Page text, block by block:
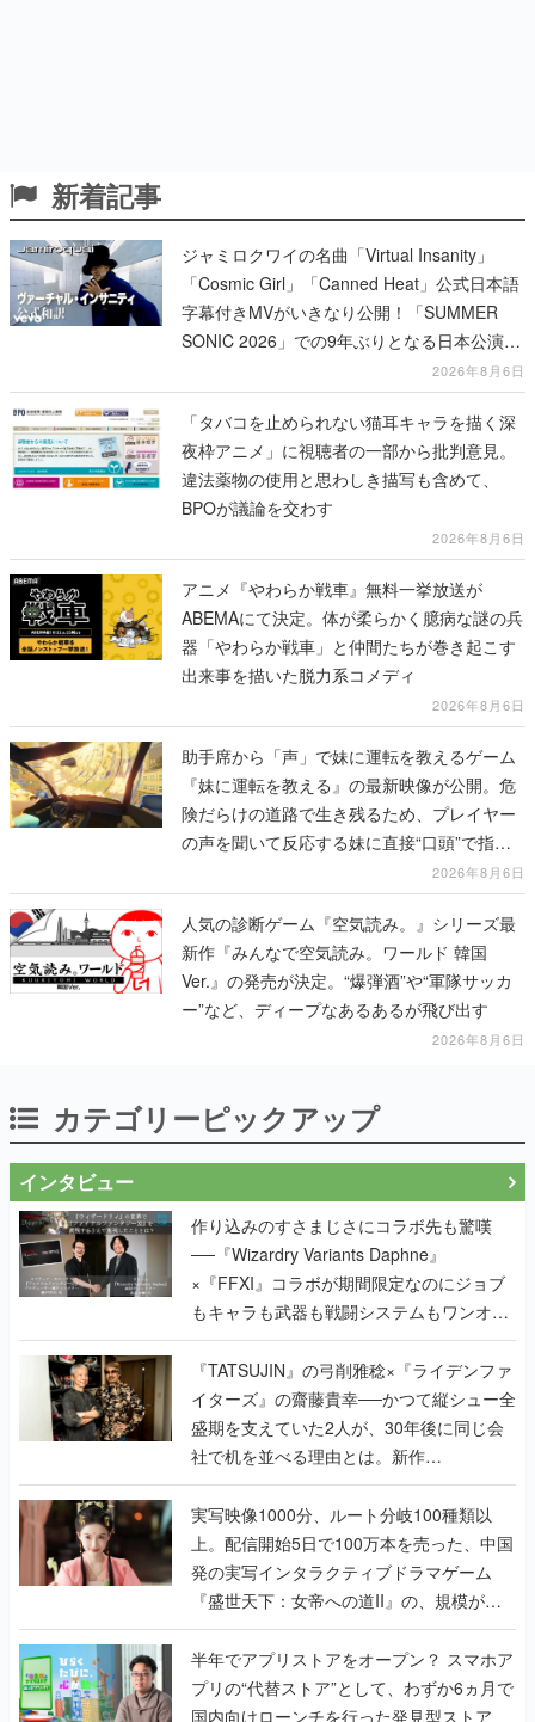
新着記事
ジャミロクワイの名曲「Virtual Insanity」
「Cosmic Girl」「Canned Heat」公式日本語
字幕付きMVがいきなり公開！「SUMMER
SONIC 2026」での9年ぶりとなる日本公演を
2026年8月6日
「タバコを止められない猫耳キャラを描く深
夜枠アニメ」に視聴者の一部から批判意見。
違法薬物の使用と思わしき描写も含めて、
BPOが議論を交わす
2026年8月6日
アニメ『やわらか戦車』無料一挙放送が
ABEMAにて決定。体が柔らかく臆病な謎の兵
器「やわらか戦車」と仲間たちが巻き起こす
出来事を描いた脱力系コメディ
2026年8月6日
助手席から「声」で妹に運転を教えるゲーム
『妹に運転を教える』の最新映像が公開。危
険だらけの道路で生き残るため、プレイヤー
の声を聞いて反応する妹に直接“口頭”で指示
2026年8月6日
人気の診断ゲーム『空気読み。』シリーズ最
新作『みんなで空気読み。ワールド 韓国
Ver.』の発売が決定。“爆弾酒”や“軍隊サッカ
ー”など、ディープなあるあるが飛び出す
2026年8月6日
カテゴリーピックアップ
インタビュー
作り込みのすさまじさにコラボ先も驚嘆
──『Wizardry Variants Daphne』
×『FFXI』コラボが期間限定なのにジョブ
もキャラも武器も戦闘システムもワンオフ
で作り込まれた理由を両ディレクターに聞
く
『TATSUJIN』の弓削雅稔×『ライデンファ
イターズ』の齋藤貴幸──かつて縦シュー全
盛期を支えていた2人が、30年後に同じ会
社で机を並べる理由とは。新作
『TATSUJIN EXTREME』で初タッグを組
んだレジェンド2人に訊く開発秘話
実写映像1000分、ルート分岐100種類以
上。配信開始5日で100万本を売った、中国
発の実写インタラクティブドラマゲーム
『盛世天下：女帝への道II』の、規模が違
うこだわりをプロデューサーに聞いた
半年でアプリストアをオープン？ スマホア
プリの“代替ストア”として、わずか6ヵ月で
国内向けローンチを行った発見型ストア